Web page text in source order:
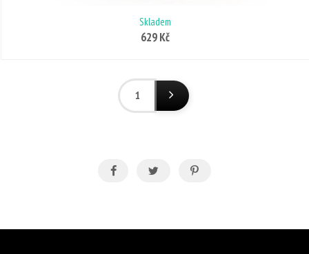
Skladem
629 Kč
1 (aktuální) Další stránka